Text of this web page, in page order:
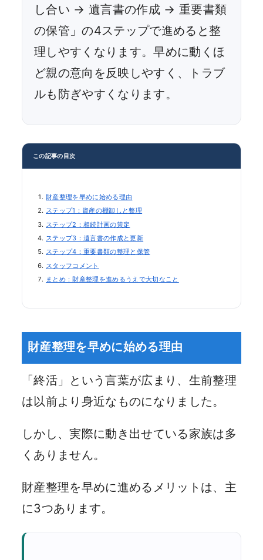
し合い → 遺言書の作成 → 重要書類
の保管」の4ステップで進めると整
理しやすくなります。早めに動くほ
ど親の意向を反映しやすく、トラブ
ルも防ぎやすくなります。
この記事の目次
財産整理を早めに始める理由
ステップ1：資産の棚卸しと整理
ステップ2：相続計画の策定
ステップ3：遺言書の作成と更新
ステップ4：重要書類の整理と保管
スタッフコメント
まとめ：財産整理を進めるうえで大切なこと
財産整理を早めに始める理由
「終活」という言葉が広まり、生前整理
は以前より身近なものになりました。
しかし、実際に動き出せている家族は多
くありません。
財産整理を早めに進めるメリットは、主
に3つあります。